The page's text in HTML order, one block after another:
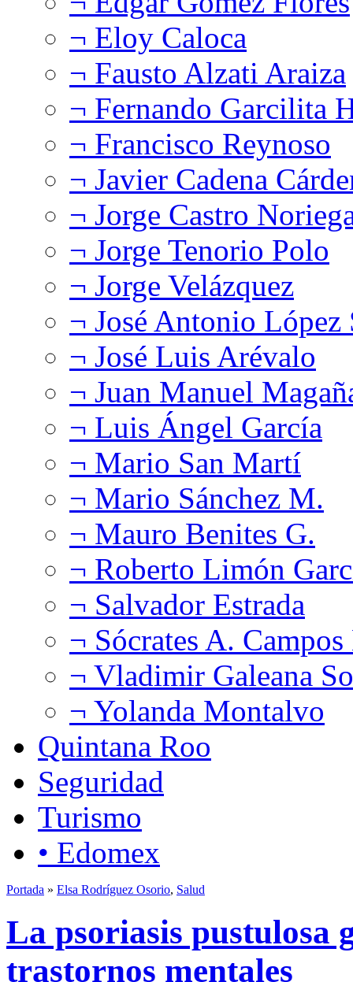
¬ Eloy Caloca
¬ Fausto Alzati Araiza
¬ Fernando Garcilita
¬ Francisco Reynoso
¬ Javier Cadena
¬ Jorge Castro
¬ Jorge Tenorio Polo
¬ Jorge Velázquez
¬ José Antonio López
¬ José Luis Arévalo
¬ Juan Manuel
¬ Luis Ángel García
¬ Mario San Martí
¬ Mario Sánchez M.
¬ Mauro Benites G.
¬ Roberto Limón
¬ Salvador Estrada
¬ Sócrates A.
¬ Vladimir Galeana
¬ Yolanda Montalvo
Quintana Roo
Seguridad
Turismo
• Edomex
Portada » Elsa Rodríguez Osorio, Salud
La psoriasis pustulosa
trastornos mentales